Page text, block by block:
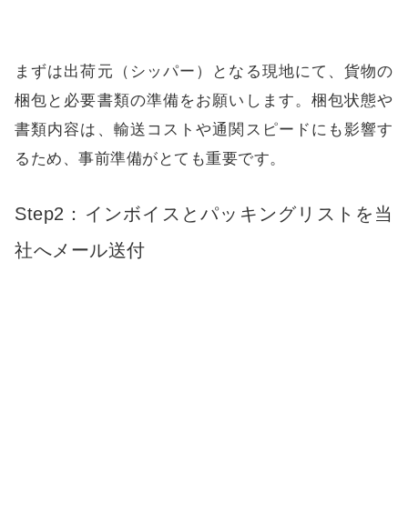
まずは出荷元（シッパー）となる現地にて、貨物の
梱包と必要書類の準備をお願いします。梱包状態や
書類内容は、輸送コストや通関スピードにも影響す
るため、事前準備がとても重要です。
Step2：インボイスとパッキングリストを当
社へメール送付